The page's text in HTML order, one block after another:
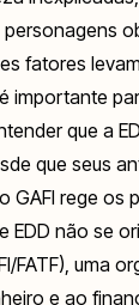
fatores
importante
que a
que seus
GAFI rege os
EDD não se
FATF), uma
e ao